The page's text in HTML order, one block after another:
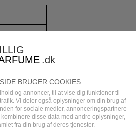
BRUGER COOKIES
og annoncer, til at vise dig funktioner til
Vi deler også oplysninger om din brug af
for sociale medier, annonceringspartnere
disse data med andre oplysninger,
fra din brug af deres tjenester.